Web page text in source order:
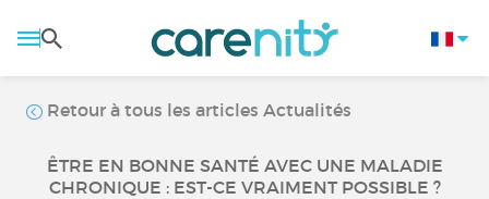
Retour à tous les articles Actualités
ÊTRE EN BONNE SANTÉ AVEC UNE MALADIE
CHRONIQUE : EST-CE VRAIMENT POSSIBLE ?